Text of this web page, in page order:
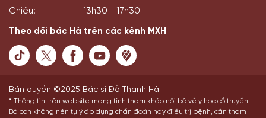
Chiều: 13h30 - 17h30
Theo dõi bác Hà trên các kênh MXH
Bản quyền ©2025 Bác sĩ Đỗ Thanh Hà
* Thông tin trên website mang tính tham khảo nội bộ về y học cổ truyền.
Bà con không nên tự ý áp dụng chẩn đoán hay điều trị bệnh, cần tham